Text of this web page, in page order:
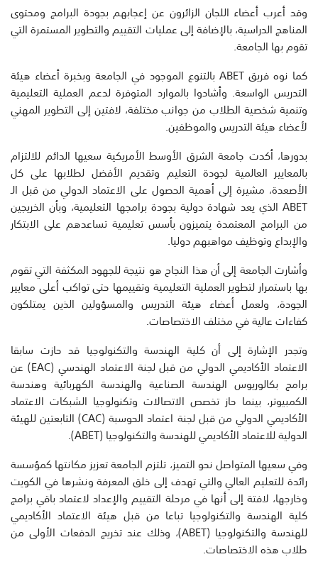
وقد أعرب أعضاء اللجان الزائرون عن إعجابهم بجودة البرامج ومحتوى
المناهج الدراسية، بالإضافة إلى عمليات التقييم والتطوير المستمرة التي
تقوم بها الجامعة.
كما نوه فريق ABET بالتنوع الموجود في الجامعة وبخبرة أعضاء هيئة
التدريس الواسعة. وأشادوا بالموارد المتوفرة لدعم العملية التعليمية
وتنمية شخصية الطلاب من جوانب مختلفة، لافتين إلى التطوير المهني
لأعضاء هيئة التدريس والموظفين.
بدورها، أكدت جامعة الشرق الأوسط الأمريكية سعيها الدائم للالتزام
بالمعايير العالمية لجودة التعليم وتقديم الأفضل لطلابها على كل
الأصعدة، مشيرة إلى أهمية الحصول على الاعتماد الدولي من قبل الـ
ABET الذي يعد شهادة دولية بجودة برامجها التعليمية، وبأن الخريجين
من البرامج المعتمدة يتميزون بأسس تعليمية تساعدهم على الابتكار
والإبداع وتوظيف مواهبهم دوليا.
وأشارت الجامعة إلى أن هذا النجاح هو نتيجة للجهود المكثفة التي تقوم
بها باستمرار لتطوير العملية التعليمية وتقييمها حتى تواكب أعلى معايير
الجودة، ولعمل أعضاء هيئة التدريس والمسؤولين الذين يمتلكون
كفاءات عالية في مختلف الاختصاصات.
وتجدر الإشارة إلى أن كلية الهندسة والتكنولوجيا قد حازت سابقا
الاعتماد الأكاديمي الدولي من قبل لجنة الاعتماد الهندسي (EAC) عن
برامج بكالوريوس الهندسة الصناعية والهندسة الكهربائية وهندسة
الكمبيوتر، بينما حاز تخصص الاتصالات وتكنولوجيا الشبكات الاعتماد
الأكاديمي الدولي من قبل لجنة اعتماد الحوسبة (CAC) التابعتين للهيئة
الدولية للاعتماد الأكاديمي للهندسة والتكنولوجيا (ABET).
وفي سعيها المتواصل نحو التميز، تلتزم الجامعة تعزيز مكانتها كمؤسسة
رائدة للتعليم العالي والتي تهدف إلى خلق المعرفة ونشرها في الكويت
وخارجها، لافتة إلى أنها في مرحلة التقييم والإعداد لاعتماد باقي برامج
كلية الهندسة والتكنولوجيا تباعا من قبل هيئة الاعتماد الأكاديمي
للهندسة والتكنولوجيا (ABET)، وذلك عند تخريج الدفعات الأولى من
طلاب هذه الاختصاصات.